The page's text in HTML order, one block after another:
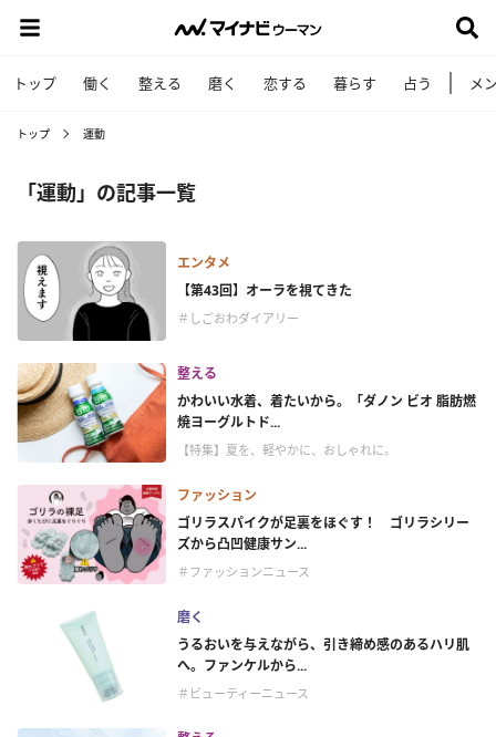
トップ 働く 整える 磨く 恋する 暮らす 占う メ
トップ 運動
「運動」の記事一覧
エンタメ
【第43回】オーラを視てきた
＃しごおわダイアリー
整える
かわいい水着、着たいから。「ダノン ビオ 脂肪燃
焼ヨーグルトド...
【特集】夏を、軽やかに、おしゃれに。
ファッション
ゴリラスパイクが足裏をほぐす！ ゴリラシリー
ズから凸凹健康サン...
＃ファッションニュース
磨く
うるおいを与えながら、引き締め感のあるハリ肌
へ。ファンケルから...
＃ビューティーニュース